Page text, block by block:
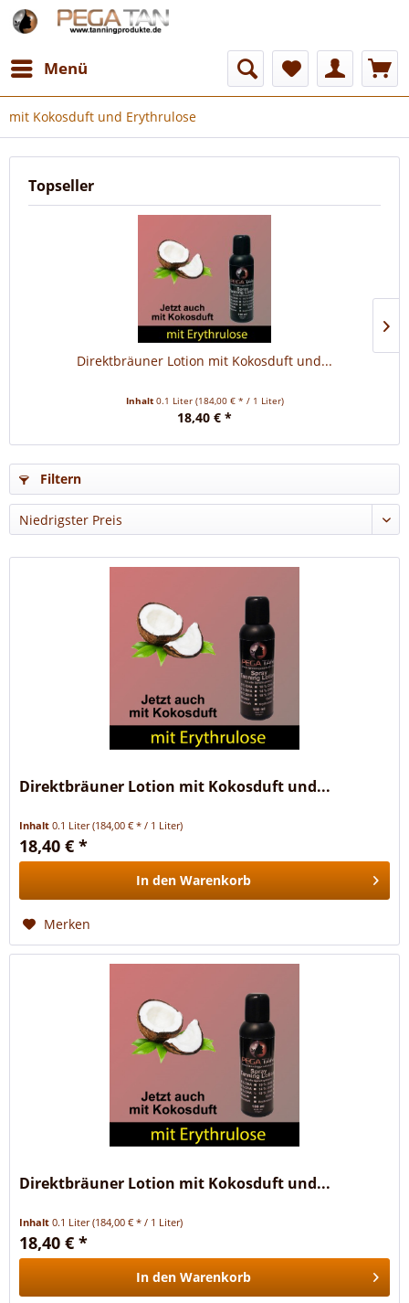
Menü
mit Kokosduft und Erythrulose
Topseller
Direktbräuner Lotion mit Kokosduft und...
Inhalt 0.1 Liter (184,00 € * / 1 Liter)
18,40 € *
Filtern
Direktbräuner Lotion mit Kokosduft und...
Inhalt0.1 Liter(184,00 € * / 1 Liter)
18,40 € *
In den Warenkorb
Merken
Direktbräuner Lotion mit Kokosduft und...
Inhalt0.1 Liter(184,00 € * / 1 Liter)
18,40 € *
In den Warenkorb